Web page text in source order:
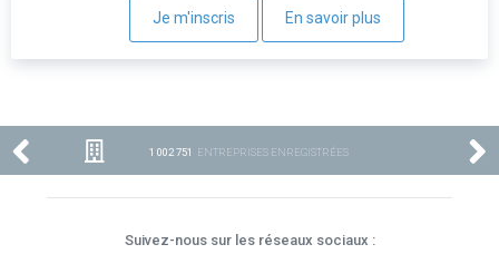
Je m'inscris En savoir plus
1 002 751 ENTREPRISES ENREGISTRÉES
Suivez-nous sur les réseaux sociaux :